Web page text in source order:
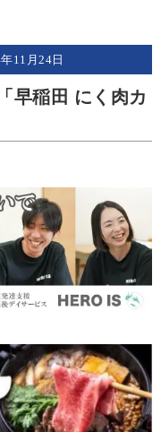
11月24日
早稲田 にく肉カ